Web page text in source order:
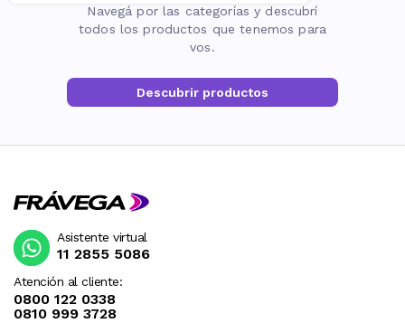
Navegá por las categorías y descubrí
todos los productos que tenemos para
vos.
Descubrir productos
Atención al cliente:
0800 122 0338
0810 999 3728
Asistente virtual
11 2855 5086